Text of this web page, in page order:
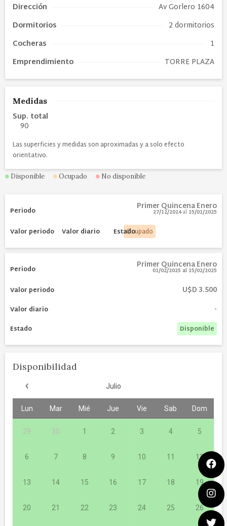
Dirección
Av Gorlero 1604
Dormitorios
2 dormitorios
Cocheras
1
Emprendimiento
TORRE PLAZA
Medidas
Sup. total
90
Las superficies y medidas son aproximadas y a solo efecto
orientativo.
Disponible Ocupado No disponible
Primer Quincena Enero
27/12/2024al 15/01/2025
Ocupado
Primer Quincena Enero
01/02/2025 al 15/02/2025
U$D 3.500
-
Disponible
Disponibilidad
‹ Julio
Lun Mar Mié Jue Vie Sab Dom
29 30 1 2 3 4 5
6 7 8 9 10 11 12
13 14 15 16 17 18 19
20 21 22 23 24 25 26